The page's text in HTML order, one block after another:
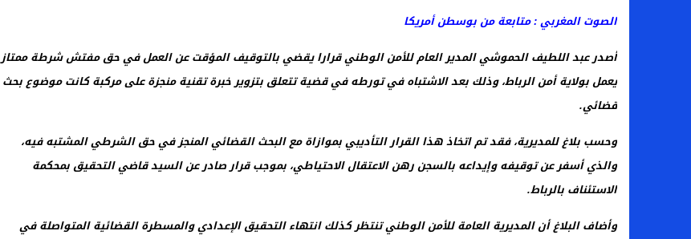
الصوت المغربي : متابعة من بوسطن أمريكا
أصدر عبد اللطيف الحموشي المدير العام للأمن الوطني قرارا يقضي بالتوقيف المؤقت عن العمل في حق مفتش شرطة ممتاز
يعمل بولاية أمن الرباط، وذلك بعد الاشتباه في تورطه في قضية تتعلق بتزوير خبرة تقنية منجزة على مركبة كانت موضوع بحث
قضائي.
وحسب بلاغ للمديرية، فقد تم اتخاذ هذا القرار التأديبي بموازاة مع البحث القضائي المنجز في حق الشرطي المشتبه فيه،
والذي أسفر عن توقيفه وإيداعه بالسجن رهن الاعتقال الاحتياطي، بموجب قرار صادر عن السيد قاضي التحقيق بمحكمة
الاستئناف بالرباط.
وأضاف البلاغ أن المديرية العامة للأمن الوطني تنتظر كذلك انتهاء التحقيق الإعدادي والمسطرة القضائية المتواصلة في